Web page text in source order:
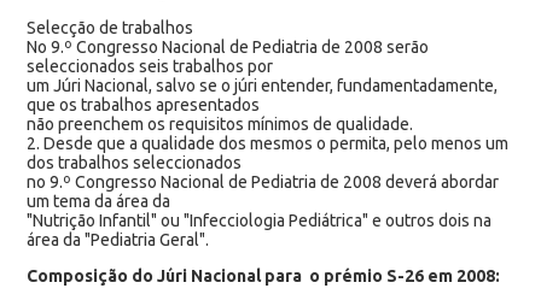
Selecção de trabalhos
No 9.º Congresso Nacional de Pediatria de 2008 serão
seleccionados seis trabalhos por
um Júri Nacional, salvo se o júri entender, fundamentadamente,
que os trabalhos apresentados
não preenchem os requisitos mínimos de qualidade.
2. Desde que a qualidade dos mesmos o permita, pelo menos um
dos trabalhos seleccionados
no 9.º Congresso Nacional de Pediatria de 2008 deverá abordar
um tema da área da
"Nutrição Infantil" ou "Infecciologia Pediátrica" e outros dois na
área da "Pediatria Geral".
Composição do Júri Nacional para o prémio S-26 em 2008: